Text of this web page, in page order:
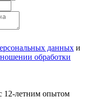
данных и
обработки
12-летним опытом